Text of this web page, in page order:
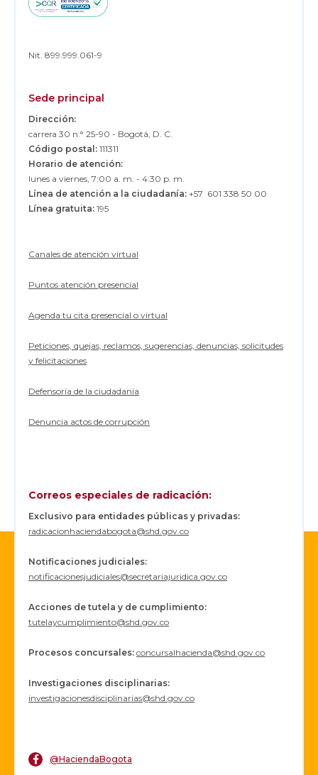
Nit. 899.999.061-9
Sede principal
Dirección:
carrera 30 n.° 25-90 - Bogotá, D. C.
Código postal: 111311
Horario de atención:
lunes a viernes, 7:00 a. m. - 4:30 p. m.
Línea de atención a la ciudadanía: +57 601 338 50 00
Línea gratuita: 195
Canales de atención virtual
Puntos atención presencial
Agenda tu cita presencial o virtual
Peticiones, quejas, reclamos, sugerencias, denuncias, solicitudes
y felicitaciones
Defensoría de la ciudadanía
Denuncia actos de corrupción
Correos especiales de radicación:
Exclusivo para entidades públicas y privadas:
radicacionhaciendabogota@shd.gov.co
Notificaciones judiciales:
notificacionesjudiciales@secretariajuridica.gov.co
Acciones de tutela y de cumplimiento:
tutelaycumplimiento@shd.gov.co
Procesos concursales: concursalhacienda@shd.gov.co
Investigaciones disciplinarias:
investigacionesdisciplinarias@shd.gov.co
@HaciendaBogota